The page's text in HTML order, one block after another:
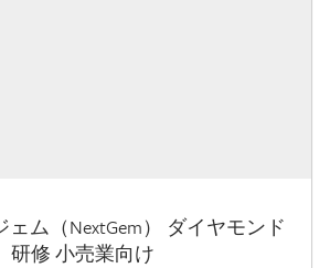
ェム（NextGem） ダイヤモンド
研修 小売業向け